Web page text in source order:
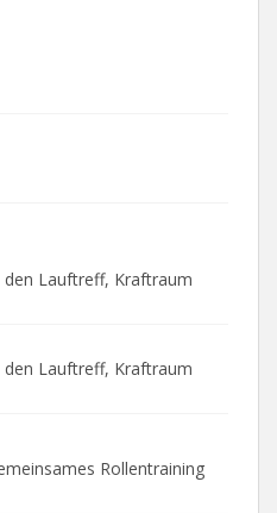
den Lauftreff, Kraftraum
den Lauftreff, Kraftraum
Rollentraining